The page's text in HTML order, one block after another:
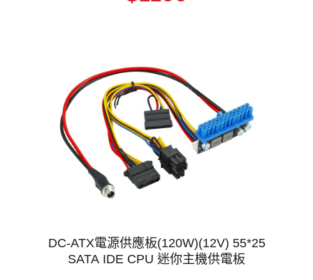
DC-ATX電源供應板(120W)(12V) 55*25
SATA IDE CPU 迷你主機供電板